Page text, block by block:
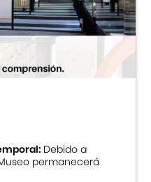
Debido a
permanecerá